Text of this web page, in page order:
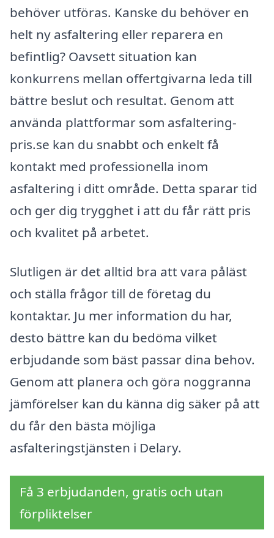
behöver utföras. Kanske du behöver en
helt ny asfaltering eller reparera en
befintlig? Oavsett situation kan
konkurrens mellan offertgivarna leda till
bättre beslut och resultat. Genom att
använda plattformar som asfaltering-
pris.se kan du snabbt och enkelt få
kontakt med professionella inom
asfaltering i ditt område. Detta sparar tid
och ger dig trygghet i att du får rätt pris
och kvalitet på arbetet.
Slutligen är det alltid bra att vara påläst
och ställa frågor till de företag du
kontaktar. Ju mer information du har,
desto bättre kan du bedöma vilket
erbjudande som bäst passar dina behov.
Genom att planera och göra noggranna
jämförelser kan du känna dig säker på att
du får den bästa möjliga
asfalteringstjänsten i Delary.
Få 3 erbjudanden, gratis och utan
förpliktelser